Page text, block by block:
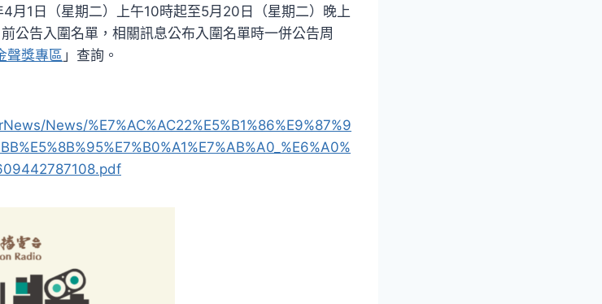
月1日（星期二）上午10時起至5月20日（星期二）晚上
公告入圍名單，相關訊息公布入圍名單時一併公告周
聲獎專區 」查詢。
News/%E7%AC%AC22%E5%B1%86%E9%87%9